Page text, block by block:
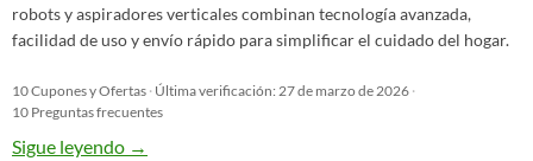
robots y aspiradores verticales combinan tecnología avanzada,
facilidad de uso y envío rápido para simplificar el cuidado del hogar.
10 Cupones y Ofertas · Última verificación: 27 de marzo de 2026 ·
10 Preguntas frecuentes
Sigue leyendo →